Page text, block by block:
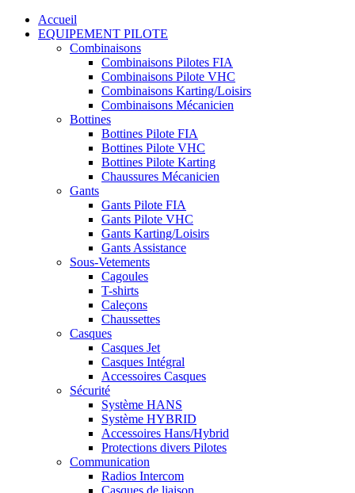
Accueil
EQUIPEMENT PILOTE
Combinaisons
Combinaisons Pilotes FIA
Combinaisons Pilote VHC
Combinaisons Karting/Loisirs
Combinaisons Mécanicien
Bottines
Bottines Pilote FIA
Bottines Pilote VHC
Bottines Pilote Karting
Chaussures Mécanicien
Gants
Gants Pilote FIA
Gants Pilote VHC
Gants Karting/Loisirs
Gants Assistance
Sous-Vetements
Cagoules
T-shirts
Caleçons
Chaussettes
Casques
Casques Jet
Casques Intégral
Accessoires Casques
Sécurité
Système HANS
Système HYBRID
Accessoires Hans/Hybrid
Protections divers Pilotes
Communication
Radios Intercom
Casques de liaison